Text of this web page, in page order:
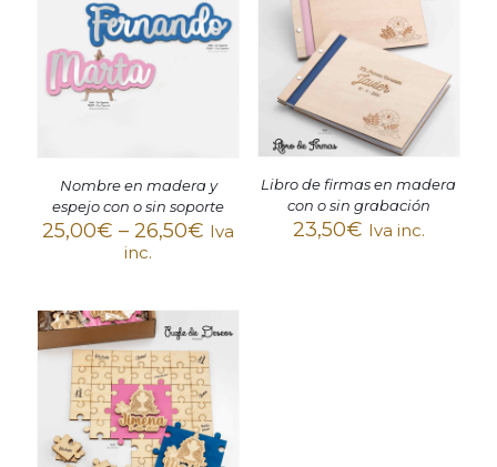
Nombre en madera y
espejo con o sin soporte
25,00€ –26,50€ Iva
inc.
Libro de firmas en madera
con o sin grabación
23,50€ Iva inc.